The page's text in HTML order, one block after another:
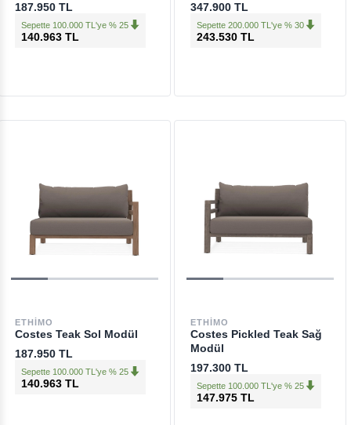
187.950 TL
Sepette 100.000 TL'ye % 25
140.963 TL
347.900 TL
Sepette 200.000 TL'ye % 30
243.530 TL
ETHIMO
Costes Teak Sol Modül
187.950 TL
Sepette 100.000 TL'ye % 25
140.963 TL
ETHIMO
Costes Pickled Teak Sağ
Modül
197.300 TL
Sepette 100.000 TL'ye % 25
147.975 TL